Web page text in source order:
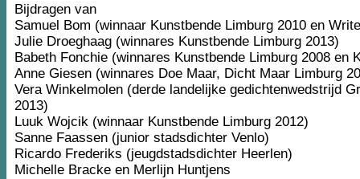
Bijdragen van
Samuel Bom (winnaar Kunstbende Limburg 2010 en
Julie Droeghaag (winnares Kunstbende Limburg 2013)
Babeth Fonchie (winnares Kunstbende Limburg 2008 en
Anne Giesen (winnares Doe Maar, Dicht Maar Limburg
Vera Winkelmolen (derde landelijke gedichtenwedstrijd
2013)
Luuk Wojcik (winnaar Kunstbende Limburg 2012)
Sanne Faassen (junior stadsdichter Venlo)
Ricardo Frederiks (jeugdstadsdichter Heerlen)
Michelle Bracke en Merlijn Huntjens